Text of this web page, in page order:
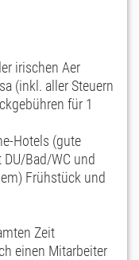
irischen Aer
(inkl. aller Steuern
für 1
Hotels (gute
Bad/WC und
Frühstück und
Zeit
einen Mitarbeiter